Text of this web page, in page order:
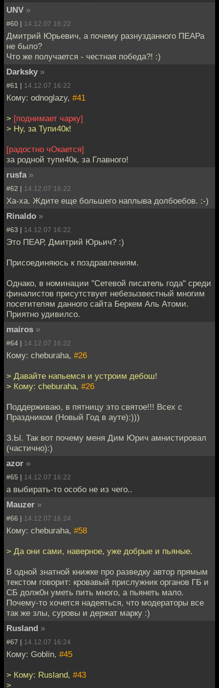
UNV »
#60 | 14.12.07 16:22
Дмитрий Юрьевич, а почему разнузданного ПЕАРа
не было?
Что же получается - честная победа?! :)
Darksky »
#61 | 14.12.07 16:22
Кому: odnoglazy, #41
> [поднимает чарку]
> Ну, за Тупи40к!
[радостно чОкается]
за родной тупи40к, за Главного!
rusfa »
#62 | 14.12.07 16:22
Ха-ха. Ждите еще большего наплыва долбоебов. :-)
Rinaldo »
#63 | 14.12.07 16:22
Это ПЕАР, Дмитрий Юрьич? :)
Присоединяюсь к поздравлениям.
Однако, в номинации "Сетевой писатель года" среди
финалистов присутствует небезызвестный многим
посетителям данного сайта Беркем Аль Атоми.
Приятно удивилсо.
mairos »
#64 | 14.12.07 16:22
Кому: cheburaha, #26
> Давайте напьемся и устроим дебош!
> Кому: cheburaha, #26
Поддерживаю, в пятницу это святое!!! Всех с
Праздником (Новый Год в ауте):)))
З.Ы. Так вот почему меня Дим Юрич амнистировал
(частично):)
azor »
#65 | 14.12.07 16:22
а выбирать-то особо не из чего..
Mauzer »
#66 | 14.12.07 16:24
Кому: cheburaha, #58
> Да они сами, наверное, уже добрые и пьяные.
В одной знатной книжке про разведку автор прямым
текстом говорит: кровавый прислужник органов ГБ и
СБ долж0н уметь пить много, а пьянеть мало.
Почему-то хочется надеяться, что модераторы все
так же злы, суровы и держат марку :)
Rusland »
#67 | 14.12.07 16:24
Кому: Goblin, #45
> Кому: Rusland, #43
>